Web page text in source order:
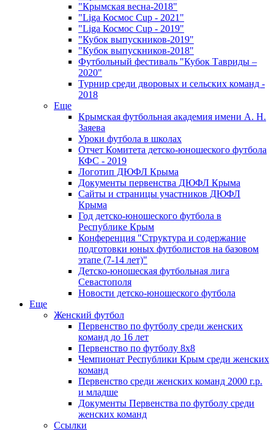
"Крымская весна-2018"
"Liga Космос Cup - 2021"
"Liga Космос Cup - 2019"
"Кубок выпускников-2019"
"Кубок выпускников-2018"
Футбольный фестиваль "Кубок Тавриды –
2020"
Турнир среди дворовых и сельских команд -
2018
Еще
Крымская футбольная академия имени А. Н.
Заяева
Уроки футбола в школах
Отчет Комитета детско-юношеского футбола
КФС - 2019
Логотип ДЮФЛ Крыма
Документы первенства ДЮФЛ Крыма
Сайты и страницы участников ДЮФЛ
Крыма
Год детско-юношеского футбола в
Республике Крым
Конференция "Структура и содержание
подготовки юных футболистов на базовом
этапе (7-14 лет)"
Детско-юношеская футбольная лига
Севастополя
Новости детско-юношеского футбола
Еще
Женский футбол
Первенство по футболу среди женских
команд до 16 лет
Первенство по футболу 8х8
Чемпионат Республики Крым среди женских
команд
Первенство среди женских команд 2000 г.р.
и младше
Документы Первенства по футболу среди
женских команд
Ссылки